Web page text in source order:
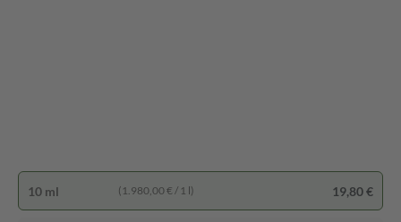
10 ml (1.980,00 € / 1 l) 19,80 €